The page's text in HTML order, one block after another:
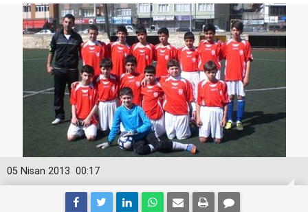
00:17
05 Nisan 2013